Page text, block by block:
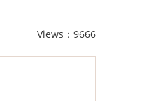
Views：9666